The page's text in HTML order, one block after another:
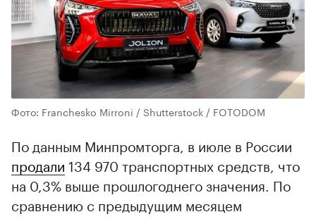
Фото: Franchesko Mirroni / Shutterstock / FOTODOM
По данным Минпромторга, в июле в России
продали 134 970 транспортных средств, что
на 0,3% выше прошлогоднего значения. По
сравнению с предыдущим месяцем